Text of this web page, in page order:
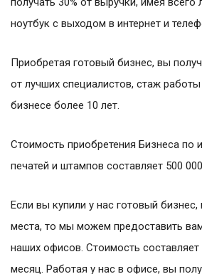
ноутбук с выходом в интернет и
Приобретая готовый бизнес, вы
от лучших специалистов, стаж
бизнесе более 10 лет.
Стоимость приобретения Бизнеса по
печатей и штампов составляет 500
Если вы купили у нас готовый бизнес,
места, то мы можем предоставить
наших офисов. Стоимость составляет
месяц. Работая у нас в офисе, вы